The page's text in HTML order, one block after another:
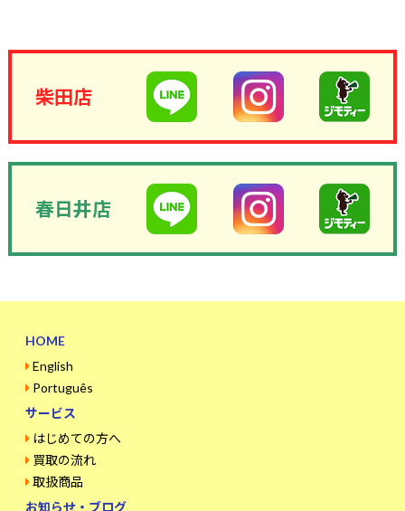
柴田店
春日井店
HOME
English
Português
サービス
はじめての方へ
買取の流れ
取扱商品
お知らせ・ブログ